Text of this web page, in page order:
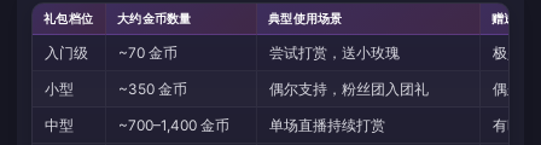
礼包档位 大约金币数量 典型使用场景 赠送金
入门级 ~70 金币 尝试打赏，送小玫瑰
极少
小型
~350 金币 偶尔支持，粉丝团入团礼
偶尔
中型
~700–1,400 金币 单场直播持续打赏
有时